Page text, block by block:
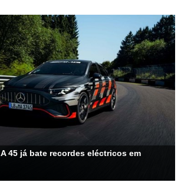
45 já bate recordes eléctricos em